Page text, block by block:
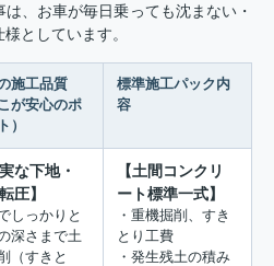
、お車が毎日乗っても沈まない・
としています。
施工品質
が安心のポ
）
標準施工パック内
容
実な下地・
圧】
しっかりと
深さまで土
（すきと
【土間コンクリ
ート標準一式】
・重機掘削、すき
とり工費
・発生残土の積み